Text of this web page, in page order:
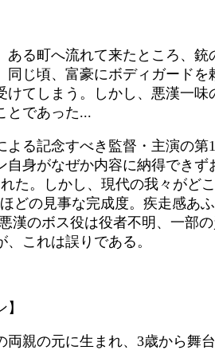
ある町へ流れて来たところ、
同じ頃、富豪にボディガード
けてしまう。しかし、悪漢一
とであった...
よる記念すべき監督・主演の第
自身がなぜか内容に納得でき
た。しかし、現代の我々がど
どの見事な完成度。疾走感あ
漢のボス役は役者不明、一部
これは誤りである。
両親の元に生まれ、3歳から舞